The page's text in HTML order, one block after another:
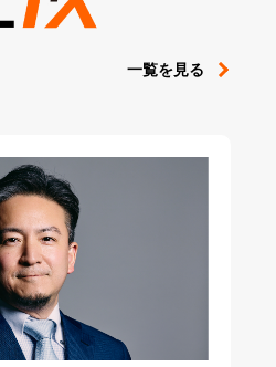
一覧を見る